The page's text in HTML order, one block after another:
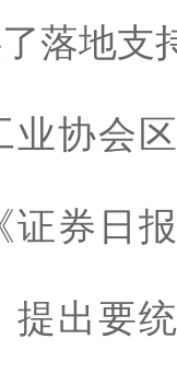
落地支
协会区
证券日
提出要